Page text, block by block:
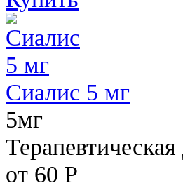
Сиалис 5 мг
5мг
от 60 Р